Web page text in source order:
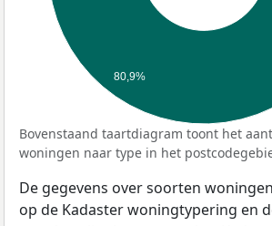
80,9%
Bovenstaand taartdiagram toont het
woningen naar type in het
De gegevens over soorten
op de Kadaster woningtypering en